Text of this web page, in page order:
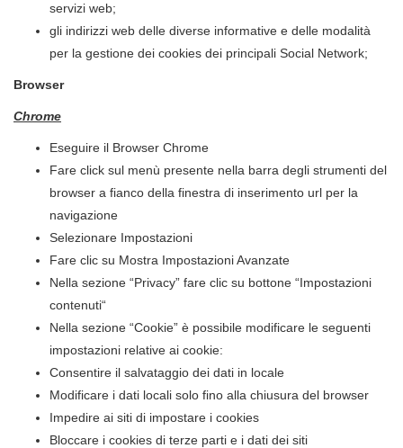
servizi web;
gli indirizzi web delle diverse informative e delle modalità
per la gestione dei cookies dei principali Social Network;
Browser
Chrome
Eseguire il Browser Chrome
Fare click sul menù presente nella barra degli strumenti del
browser a fianco della finestra di inserimento url per la
navigazione
Selezionare Impostazioni
Fare clic su Mostra Impostazioni Avanzate
Nella sezione “Privacy” fare clic su bottone “Impostazioni
contenuti“
Nella sezione “Cookie” è possibile modificare le seguenti
impostazioni relative ai cookie:
Consentire il salvataggio dei dati in locale
Modificare i dati locali solo fino alla chiusura del browser
Impedire ai siti di impostare i cookies
Bloccare i cookies di terze parti e i dati dei siti